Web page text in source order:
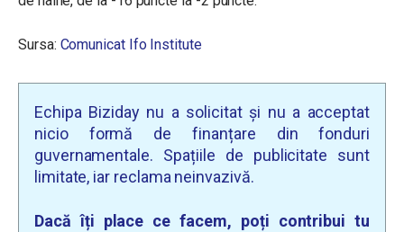
Sursa: Comunicat Ifo Institute
Echipa Biziday nu a solicitat și nu a acceptat
nicio formă de finanțare din fonduri
guvernamentale. Spațiile de publicitate sunt
limitate, iar reclama neinvazivă.
Dacă îți place ce facem, poți contribui tu